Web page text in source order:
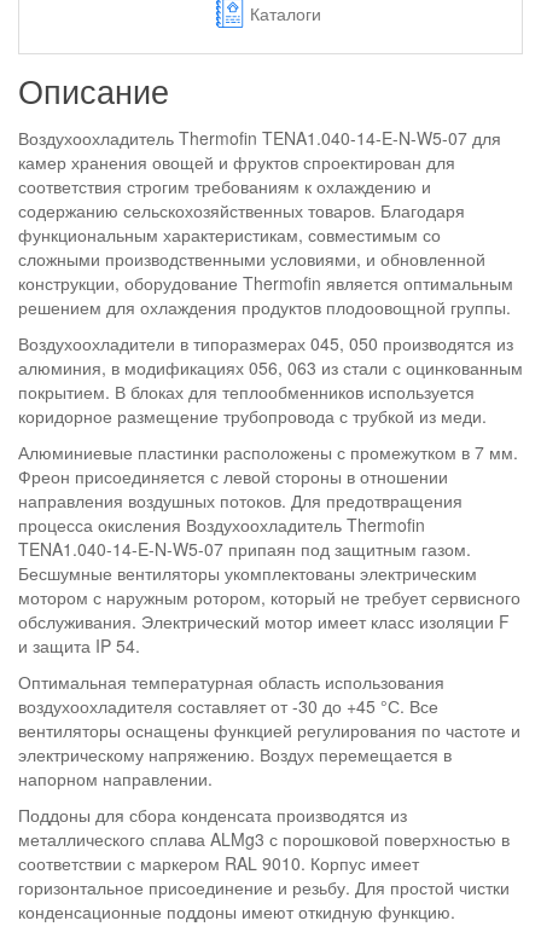
Каталоги
Описание
Воздухоохладитель Thermofin TENA1.040-14-E-N-W5-07 для
камер хранения овощей и фруктов спроектирован для
соответствия строгим требованиям к охлаждению и
содержанию сельскохозяйственных товаров. Благодаря
функциональным характеристикам, совместимым со
сложными производственными условиями, и обновленной
конструкции, оборудование Thermofin является оптимальным
решением для охлаждения продуктов плодоовощной группы.
Воздухоохладители в типоразмерах 045, 050 производятся из
алюминия, в модификациях 056, 063 из стали с оцинкованным
покрытием. В блоках для теплообменников используется
коридорное размещение трубопровода с трубкой из меди.
Алюминиевые пластинки расположены с промежутком в 7 мм.
Фреон присоединяется с левой стороны в отношении
направления воздушных потоков. Для предотвращения
процесса окисления Воздухоохладитель Thermofin
TENA1.040-14-E-N-W5-07 припаян под защитным газом.
Бесшумные вентиляторы укомплектованы электрическим
мотором с наружным ротором, который не требует сервисного
обслуживания. Электрический мотор имеет класс изоляции F
и защита IP 54.
Оптимальная температурная область использования
воздухоохладителя составляет от -30 до +45 °С. Все
вентиляторы оснащены функцией регулирования по частоте и
электрическому напряжению. Воздух перемещается в
напорном направлении.
Поддоны для сбора конденсата производятся из
металлического сплава ALMg3 с порошковой поверхностью в
соответствии с маркером RAL 9010. Корпус имеет
горизонтальное присоединение и резьбу. Для простой чистки
конденсационные поддоны имеют откидную функцию.